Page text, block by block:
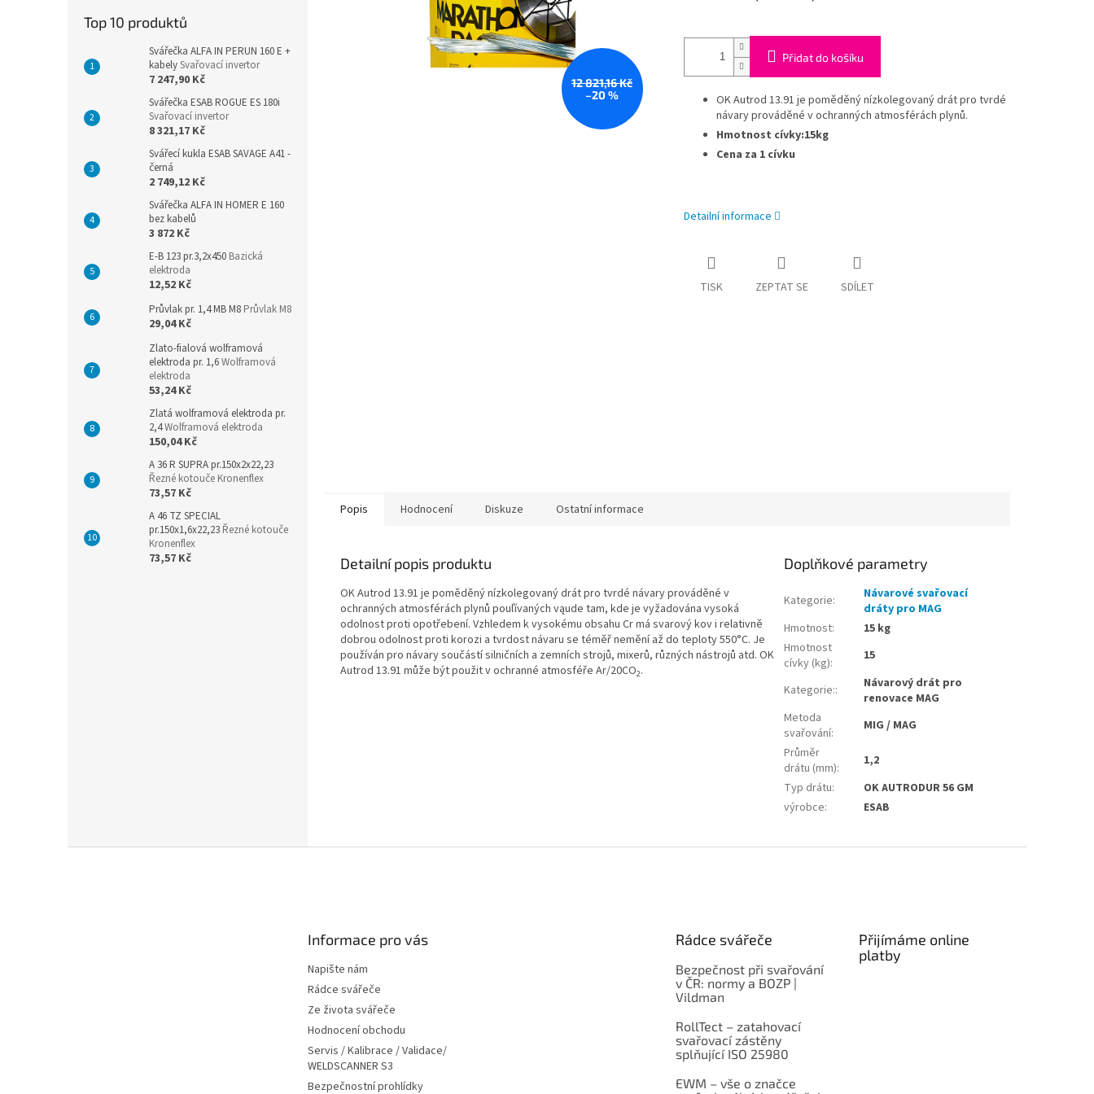
Top 10 produktů
Svářečka ALFA IN PERUN 160 E +
kabelySvařovací invertor
7 247,90 Kč
Svářečka ESAB ROGUE ES 180i
Svařovací invertor
8 321,17 Kč
Svářecí kukla ESAB SAVAGE A41 -
černá
2 749,12 Kč
Svářečka ALFA IN HOMER E 160
bez kabelů
3 872 Kč
E-B 123 pr.3,2x450 Bazická
elektroda
12,52 Kč
Průvlak pr. 1,4 MB M8 Průvlak M8
29,04 Kč
Zlato-fialová wolframová
elektroda pr. 1,6Wolframová
elektroda
53,24 Kč
Zlatá wolframová elektroda pr.
2,4Wolframová elektroda
150,04 Kč
A 36 R SUPRA pr.150x2x22,23
Řezné kotouče Kronenflex
73,57 Kč
A 46 TZ SPECIAL
pr.150x1,6x22,23 Řezné kotouče
Kronenflex
73,57 Kč
12 821,16 Kč
–20 %
Přidat do košíku
OK Autrod 13.91 je poměděný nízkolegovaný drát pro tvrdé
návary prováděné v ochranných atmosférách plynů.
Hmotnost cívky:15kg
Cena za 1 cívku
Detailní informace
TISK ZEPTAT SE SDÍLET
Popis Hodnocení Diskuze Ostatní informace
Detailní popis produktu
OK Autrod 13.91 je poměděný nízkolegovaný drát pro tvrdé návary prováděné v
ochranných atmosférách plynů pouľívaných vąude tam, kde je vyžadována vysoká
odolnost proti opotřebení. Vzhledem k vysokému obsahu Cr má svarový kov i relativně
dobrou odolnost proti korozi a tvrdost návaru se téměř nemění až do teploty 550°C. Je
používán pro návary součástí silničních a zemních strojů, mixerů, různých nástrojů atd. OK
Autrod 13.91 může být použit v ochranné atmosféře Ar/20CO2.
Doplňkové parametry
Kategorie:
Návarové svařovací
dráty pro MAG
Hmotnost:
15 kg
Hmotnost
cívky (kg): 15
Kategorie::
Návarový drát pro
renovace MAG
Metoda
svařování:
MIG / MAG
Průměr
drátu (mm):
1,2
Typ drátu:
OK AUTRODUR 56 GM
výrobce: ESAB
Informace pro vás
Napište nám
Rádce svářeče
Ze života svářeče
Hodnocení obchodu
Servis / Kalibrace / Validace/
WELDSCANNER S3
Bezpečnostní prohlídky
Rádce svářeče
Bezpečnost při svařování
v ČR: normy a BOZP |
Vildman
RollTect – zatahovací
svařovací zástěny
splňující ISO 25980
EWM – vše o značce
Přijímáme online
platby